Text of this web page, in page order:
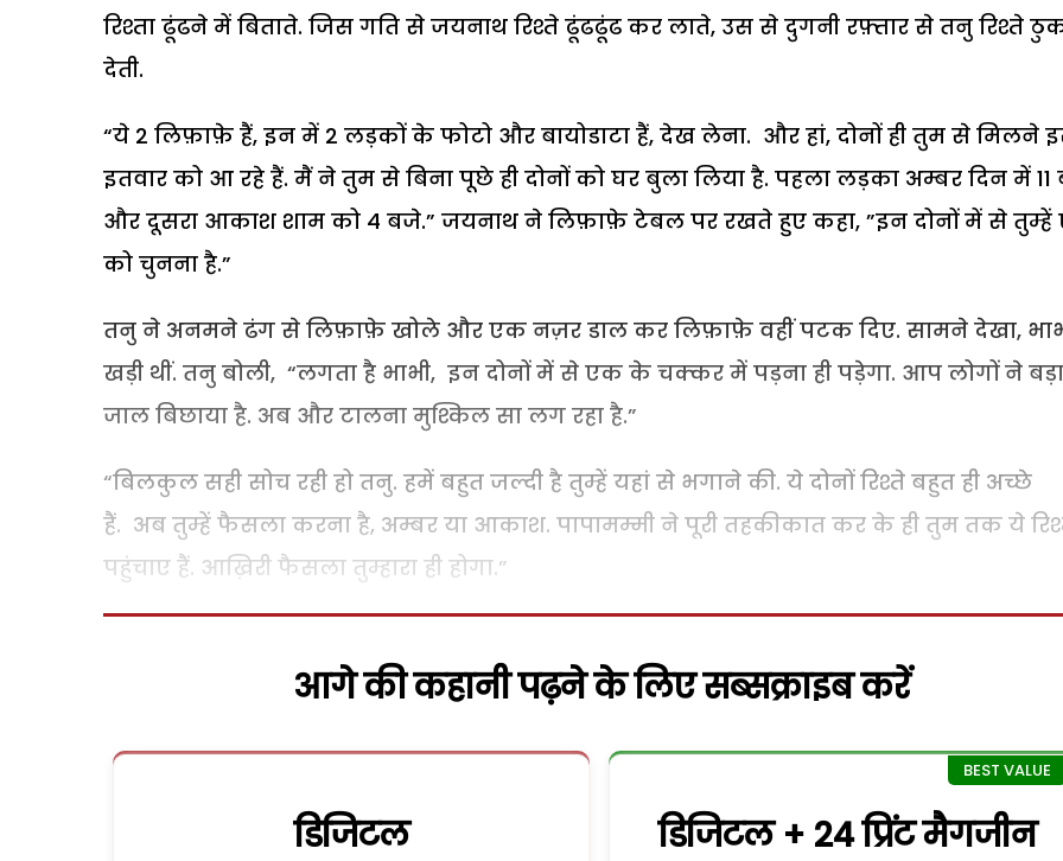
रिश्ता ढूंढने में बिताते. जिस गति से जयनाथ रिश्ते ढूंढढूंढ कर लाते, उस से दुगनी रफ़्तार से तनु रिश्ते
देती.
“ये 2 लिफ़ाफ़े हैं, इन में 2 लड़कों के फोटो और बायोडाटा हैं, देख लेना. और हां, दोनों ही तुम से मिलने
इतवार को आ रहे हैं. मैं ने तुम से बिना पूछे ही दोनों को घर बुला लिया है. पहला लड़का अम्बर दिन में
और दूसरा आकाश शाम को 4 बजे.” जयनाथ ने लिफ़ाफ़े टेबल पर रखते हुए कहा, ”इन दोनों में से
को चुनना है.”
तनु ने अनमने ढंग से लिफ़ाफ़े खोले और एक नज़र डाल कर लिफ़ाफ़े वहीं पटक दिए. सामने देखा,
खड़ी थीं. तनु बोली, “लगता है भाभी, इन दोनों में से एक के चक्कर में पड़ना ही पड़ेगा. आप लोगों ने बड़ा
जाल बिछाया है. अब और टालना मुश्किल सा लग रहा है.”
“बिलकुल सही सोच रही हो तनु. हमें बहुत जल्दी है तुम्हें यहां से भगाने की. ये दोनों रिश्ते बहुत ही अच्छे
हैं. अब तुम्हें फैसला करना है, अम्बर या आकाश. पापामम्मी ने पूरी तहकीकात कर के ही तुम तक ये
पहुंचाए हैं. आख़िरी फैसला तुम्हारा ही होगा.”
आगे की कहानी पढ़ने के लिए सब्सक्राइब करें
डिजिटल डिजिटल + 24 प्रिंट मैगजीन